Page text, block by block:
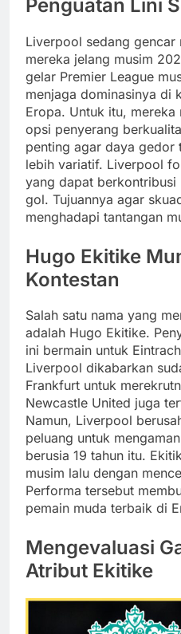
Penguatan Lini
Liverpool sedang gencar
mereka jelang musim
gelar Premier League
menjaga dominasinya di
Eropa. Untuk itu, mereka
opsi penyerang
penting agar daya gedor
lebih variatif. Liverpool
yang dapat berkontribusi
gol. Tujuannya agar
menghadapi tantangan
Hugo Ekitike
Kontestan
Salah satu nama yang
adalah Hugo Ekitike.
ini bermain untuk
Liverpool dikabarkan
Frankfurt untuk
Newcastle United juga
Namun, Liverpool
peluang untuk
berusia 19 tahun itu.
musim lalu dengan
Performa tersebut
pemain muda terbaik di
Mengevaluasi
Atribut Ekitike